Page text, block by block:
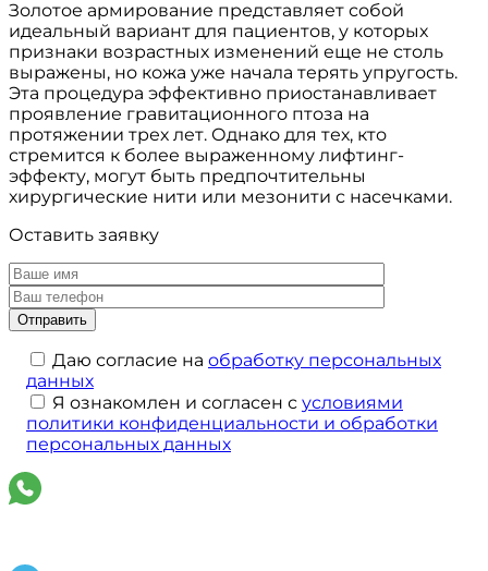
Золотое армирование представляет собой
идеальный вариант для пациентов, у которых
признаки возрастных изменений еще не столь
выражены, но кожа уже начала терять упругость.
Эта процедура эффективно приостанавливает
проявление гравитационного птоза на
протяжении трех лет. Однако для тех, кто
стремится к более выраженному лифтинг-
эффекту, могут быть предпочтительны
хирургические нити или мезонити с насечками.
Оставить заявку
Даю согласие на обработку персональных
данных
Я ознакомлен и согласен с условиями
политики конфиденциальности и обработки
персональных данных